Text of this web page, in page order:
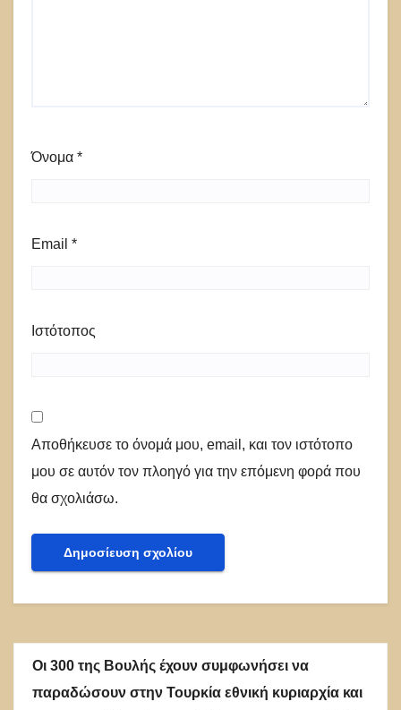
Όνομα *
Email *
Ιστότοπος
Αποθήκευσε το όνομά μου, email, και τον ιστότοπο
μου σε αυτόν τον πλοηγό για την επόμενη φορά που
θα σχολιάσω.
Οι 300 της Βουλής έχουν συμφωνήσει να
παραδώσουν στην Τουρκία εθνική κυριαρχία και